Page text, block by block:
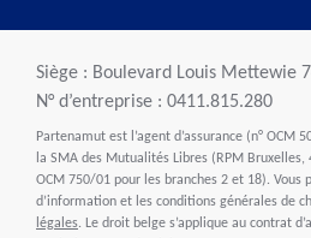
Siège : Boulevard Louis Mettewie
N° d’entreprise : 0411.815.280
Partenamut est l’agent d’assurance (n° OCM
la SMA des Mutualités Libres (RPM Bruxelles,
OCM 750/01 pour les branches 2 et 18). Vous
d’information et les conditions générales de
légales. Le droit belge s’applique au contrat